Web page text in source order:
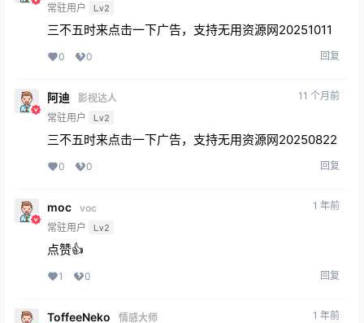
常驻用户
Lv2
三不五时来点击一下广告，支持无用资源网20251011
0 0 回复
阿迪
影视达人
常驻用户
Lv2
11 个月前
三不五时来点击一下广告，支持无用资源网20250822
0 0 回复
moc
voc
常驻用户
Lv2
1 年前
点赞👍
1 0 回复
ToffeeNeko
情感大师
1 年前